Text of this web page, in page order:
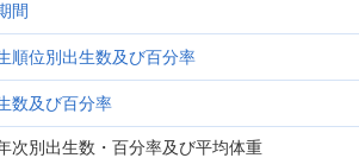
間
順位別出生数及び百分率
数及び百分率
次別出生数・百分率及び平均体重